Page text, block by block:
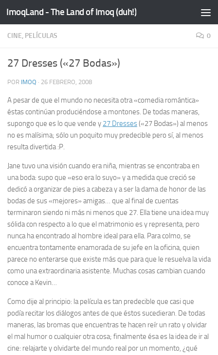
Saltar al contenido
ImoqLand - The Land of Imoq (duh!)
CINE, PELÍCULAS 0
27 Dresses («27 Bodas»)
POR IMOQ · 26 FEBRERO, 2008
A pesar de que el mundo no necesita otra «comedia romántica»
éstas continúan produciéndose a montones. De todas maneras,
supongo que es lo que vende y 27 Dresses(«27 Bodas») al menos
no es malísima; sólo un poquito muy predecible pero sí, al menos
resulta divertida :P.
Jane tuvo una visión cuando era niña, mientras se encontraba en
una boda: supo que «eso era lo suyo» y a medida que creció se
dedicó a organizar de pies a cabeza y a ser la dama de honor de las
bodas de sus «mejores» amigas… que al final de cuentas
terminaron siendo ni más ni menos que 27. Ella tiene una idea muy
sólida con respecto a lo que el matrimonio es y representa, pero
nunca ha encontrado al hombre ideal para ella. Para colmo, se
encuentra tontamente enamorada de su jefe en la oficina, quien
parece no enterarse que existe más que para que le resuelva la vida
como una extraordinaria asistente. Muchas cosas cambian cuando
conoce a Kevin…
Como dije al principio: la película es tan predecible que casi que
podía recitar los diálogos antes de que éstos sucedieran. De todas
maneras, las bromas que encuentras te hacen reír un rato y olvidar
el mal humor o cualquier otra cosa; finalmente ésa es la idea de ir al
cine: relajarte y olvidarte del mundo real por un momento, ¿qué